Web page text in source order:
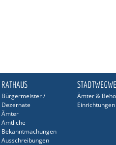
RATHAUS
Bürgermeister /
Dezernate
Ämter
Amtliche
Bekanntmachungen
Ausschreibungen
Ämter &